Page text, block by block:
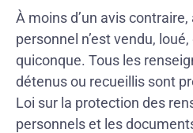
À moins d’un avis
personnel n’est vendu,
quiconque. Tous les
détenus ou recueillis sont
Loi sur la protection des
personnels et les